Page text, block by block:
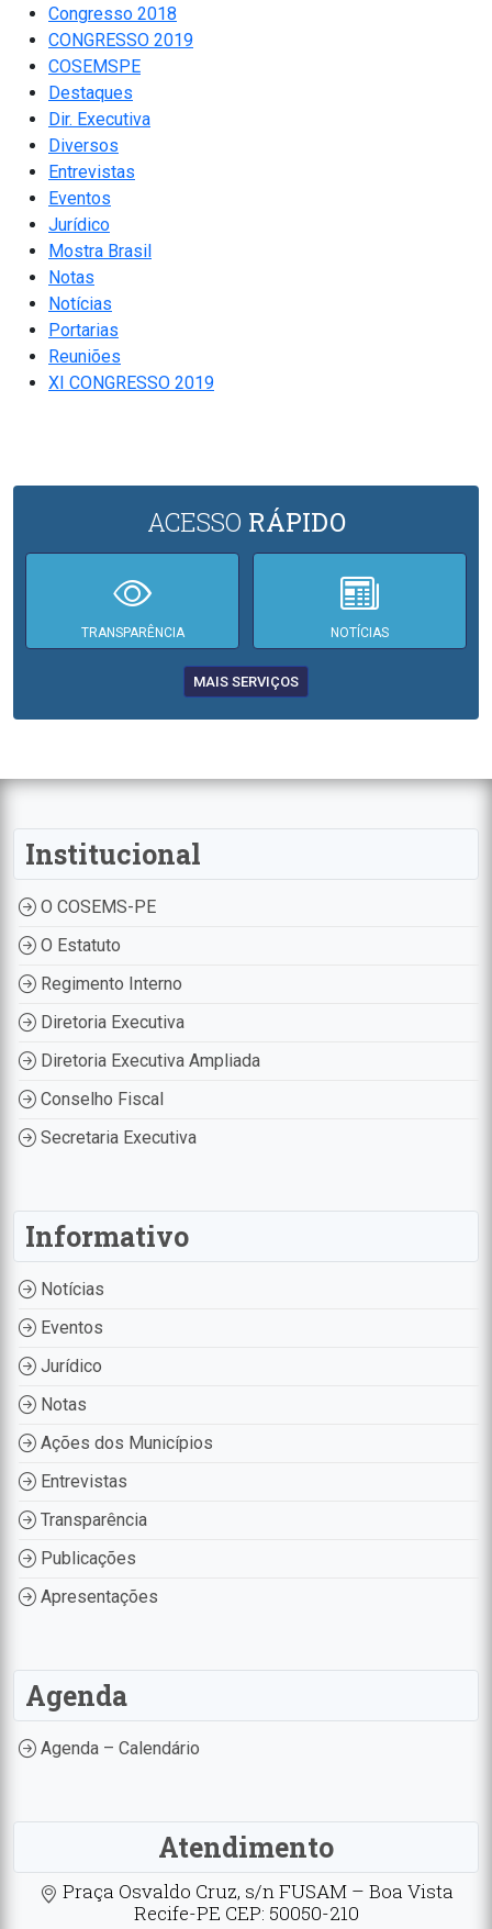
Congresso 2018
CONGRESSO 2019
COSEMSPE
Destaques
Dir. Executiva
Diversos
Entrevistas
Eventos
Jurídico
Mostra Brasil
Notas
Notícias
Portarias
Reuniões
XI CONGRESSO 2019
ACESSO RÁPIDO
TRANSPARÊNCIA NOTÍCIAS
MAIS SERVIÇOS
Institucional
O COSEMS-PE
O Estatuto
Regimento Interno
Diretoria Executiva
Diretoria Executiva Ampliada
Conselho Fiscal
Secretaria Executiva
Informativo
Notícias
Eventos
Jurídico
Notas
Ações dos Municípios
Entrevistas
Transparência
Publicações
Apresentações
Agenda
Agenda – Calendário
Atendimento
Praça Osvaldo Cruz, s/n FUSAM – Boa Vista
Recife-PE CEP: 50050-210